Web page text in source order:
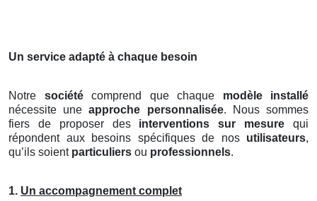
Un service adapté à chaque besoin
Notre sociétécomprend que chaque modèle installé
nécessite uneapproche personnalisée. Nous sommes
fiers de proposer des interventions sur mesure qui
répondent aux besoins spécifiques de nos utilisateurs,
qu’ils soient particuliers ou professionnels.
1. Un accompagnement complet